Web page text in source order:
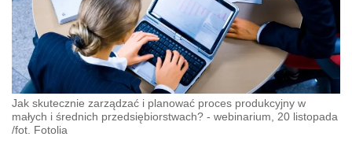
Jak skutecznie zarządzać i planować proces produkcyjny w
małych i średnich przedsiębiorstwach? - webinarium, 20 listopada
/fot. Fotolia